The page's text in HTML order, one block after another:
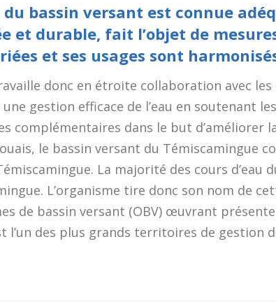
du bassin versant est connue
et durable, fait l’objet de
et ses usages sont
donc en étroite collaboration avec
une gestion efficace de l’eau en soutenant
complémentaires dans le but d’améliorer
le bassin versant du Témiscamingue
La majorité des cours d’eau
L’organisme tire donc son nom de
de bassin versant (OBV) œuvrant
l’un des plus grands territoires de gestion